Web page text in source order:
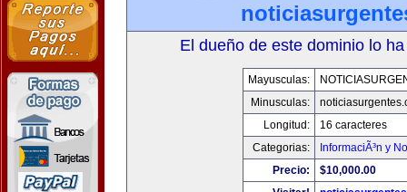
El dueño de este dominio lo
Mayusculas:
Minusculas:
Longitud:
16 caracteres
Categorias:
InformaciÃ³n y
Precio:
$10,000.00